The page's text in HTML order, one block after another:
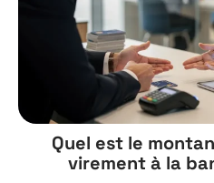
Quel est le
virement à la